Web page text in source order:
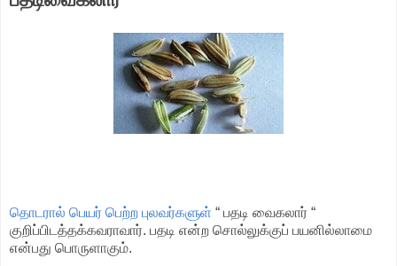
தொடரால் பெயர் பெற்ற புலவர்களுள் “ பதடி வைகலார் “
குறிப்பிடத்தக்கவராவார். பதடி என்ற சொல்லுக்குப் பயனில்லாமை
என்பது பொருளாகும்.